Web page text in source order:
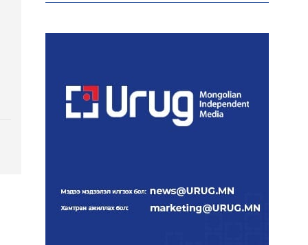
Аи-92 автобензиний
байна
Ерөнхий сайд БНХАУ-аас